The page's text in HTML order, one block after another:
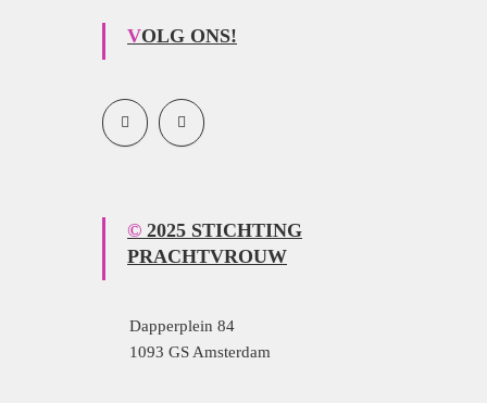
VOLG ONS!
© 2025 STICHTING
PRACHTVROUW
Dapperplein 84
1093 GS Amsterdam